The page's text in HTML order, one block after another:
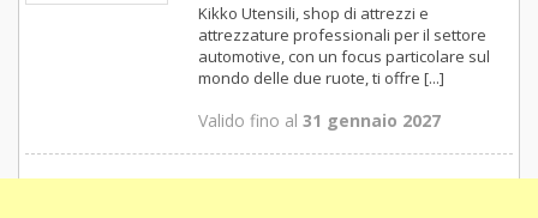
Kikko Utensili, shop di attrezzi e
attrezzature professionali per il settore
automotive, con un focus particolare sul
mondo delle due ruote, ti offre [...]
Valido fino al 31 gennaio 2027